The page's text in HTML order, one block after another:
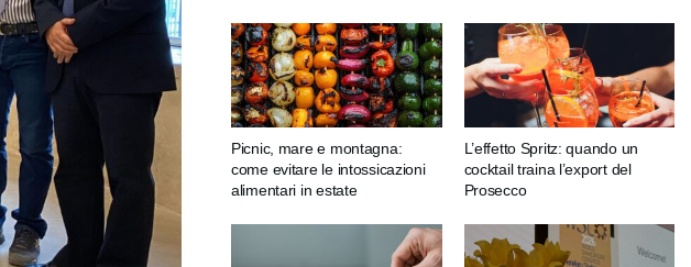
Picnic, mare e montagna:
come evitare le intossicazioni
alimentari in estate
L’effetto Spritz: quando un
cocktail traina l’export del
Prosecco